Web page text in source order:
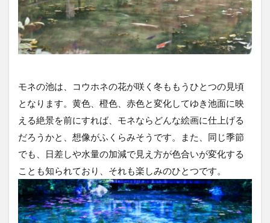
モネの池は、コウホネの花が咲く冬ももうひとつの見頃
となります。黄色、橙色、赤色と変化してゆき池面に映
える絶景を前にすれば、モネならどんな絵画に仕上げる
だろうかと、想像がふくらみそうです。また、同じ季節
でも、日差しや水量の加減で見え方が色合いが変化する
ことも知られており、それも楽しみのひとつです。